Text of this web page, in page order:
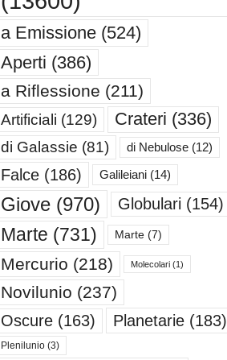
a Emissione(524)
Aperti (386)
a Riflessione (211)
Artificiali (129) Crateri (336)
di Galassie (81) di Nebulose(12)
Falce(186) Galileiani(14)
Giove(970) Globulari (154)
Marte (731) Marte(7)
Mercurio (218) Molecolari(1)
Novilunio (237)
Oscure(163) Planetarie(183)
Plenilunio(3)